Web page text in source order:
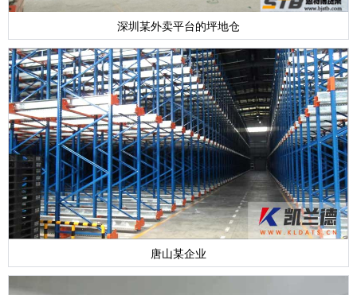
深圳某外卖平台的坪地仓
唐山某企业